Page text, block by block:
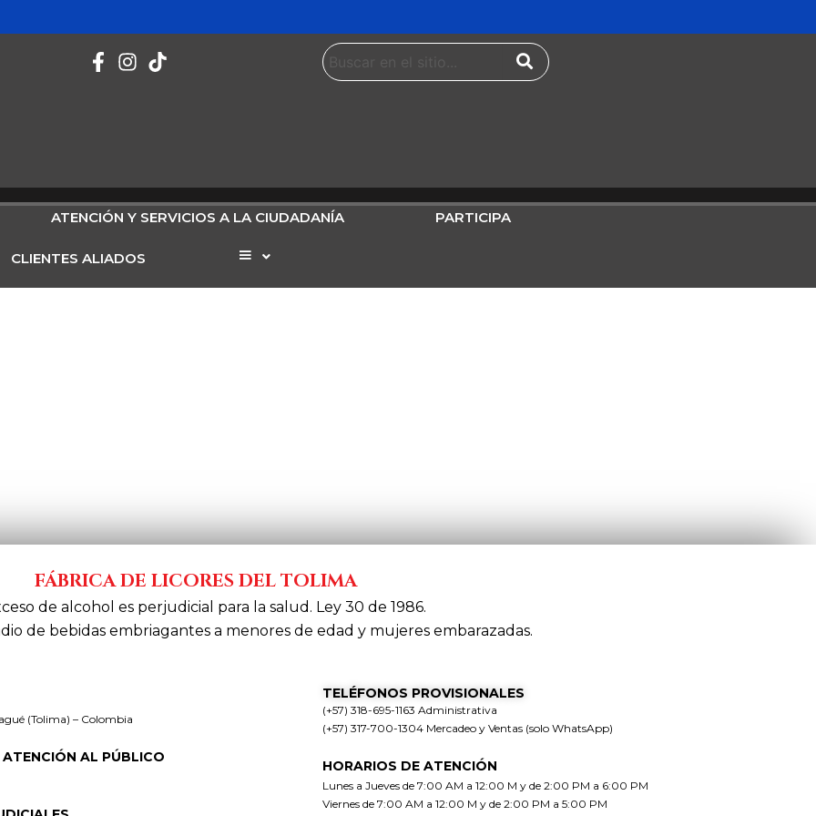
ATENCIÓN Y SERVICIOS A LA CIUDADANÍA PARTICIPA
CLIENTES ALIADOS Elemento
menú
FÁBRICA DE LICORES DEL TOLIMA
de alcohol es perjudicial para la salud. Ley 30 de 1986.
de bebidas embriagantes a menores de edad y mujeres embarazadas.
(Tolima) – Colombia
AL PÚBLICO
TELÉFONOS PROVISIONALES
(+57) 318-695-1163 Administrativa
(+57) 317-700-1304 Mercadeo y Ventas (solo WhatsApp)
HORARIOS DE ATENCIÓN
Lunes a Jueves de 7:00 AM a 12:00 M y de 2:00 PM a 6:00 PM
Viernes de 7:00 AM a 12:00 M y de 2:00 PM a 5:00 PM